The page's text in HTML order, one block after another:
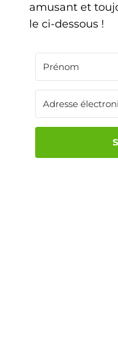
amusant et
le ci-dessous !